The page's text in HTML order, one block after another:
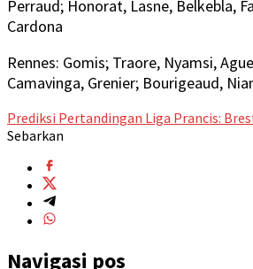
Perraud; Honorat, Lasne, Belkebla,
Cardona
Rennes: Gomis; Traore, Nyamsi,
Camavinga, Grenier; Bourigeaud,
Prediksi Pertandingan Liga Prancis:
Sebarkan
Navigasi pos